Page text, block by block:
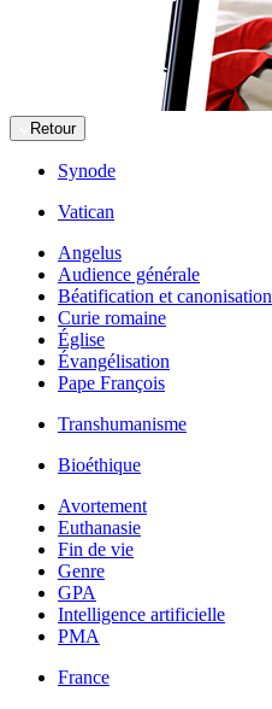
Retour
Synode
Vatican
Angelus
Audience générale
Béatification et canonisation
Curie romaine
Église
Évangélisation
Pape François
Transhumanisme
Bioéthique
Avortement
Euthanasie
Fin de vie
Genre
GPA
Intelligence artificielle
PMA
France